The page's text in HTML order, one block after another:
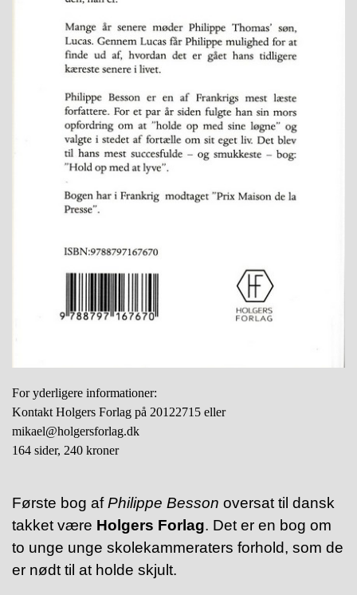
For yderligere informationer:
Kontakt Holgers Forlag på 20122715 eller
mikael@holgersforlag.dk
164 sider, 240 kroner
Første bog afPhilippe Besson oversat til dansk
takket være Holgers Forlag. Det er en bog om
to unge unge skolekammeraters forhold, som de
er nødt til at holde skjult.